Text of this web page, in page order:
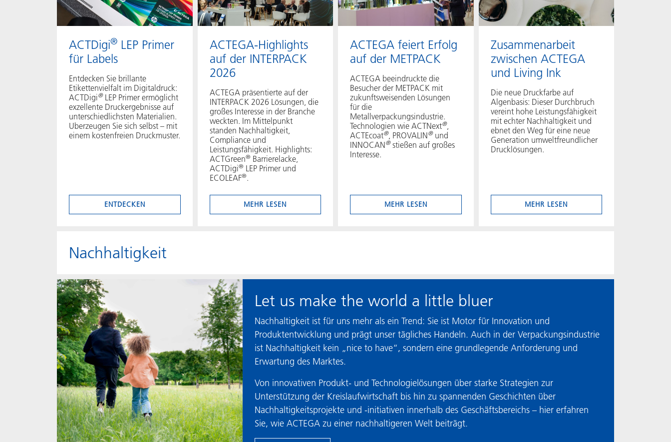
ACTDigi® LEP Primer
für Labels
Entdecken Sie brillante
Etikettenvielfalt im Digitaldruck:
ACTDigi®LEP Primer ermöglicht
exzellente Druckergebnisse auf
unterschiedlichsten Materialien.
Uberzeugen Sie sich selbst – mit
einem kostenfreien Druckmuster.
ENTDECKEN
ACTEGA-Highlights
auf der INTERPACK
2026
ACTEGA präsentierte auf der
INTERPACK 2026 Lösungen, die
großes Interesse in der Branche
weckten. Im Mittelpunkt
standen Nachhaltigkeit,
Compliance und
Leistungsfähigkeit. Highlights:
ACTGreen® Barrierelacke,
ACTDigi® LEP Primer und
ECOLEAF®.
MEHR LESEN
ACTEGA feiert Erfolg
auf der METPACK
ACTEGA beeindruckte die
Besucher der METPACK mit
zukunftsweisenden Lösungen
für die
Metallverpackungsindustrie.
Technologien wie ACTNext®,
ACTEcoat®, PROVALIN®und
INNOCAN®stießen auf großes
Interesse.
MEHR LESEN
Zusammenarbeit
zwischen ACTEGA
und Living Ink
Die neue Druckfarbe auf
Algenbasis: Dieser Durchbruch
vereint hohe Leistungsfähigkeit
mit echter Nachhaltigkeit und
ebnet den Weg für eine neue
Generation umweltfreundlicher
Drucklösungen.
MEHR LESEN
Nachhaltigkeit
Let us make the world a little bluer
Nachhaltigkeit ist für uns mehr als ein Trend: Sie ist Motor für Innovation und
Produktentwicklung und prägt unser tägliches Handeln. Auch in der Verpackungsindustrie
ist Nachhaltigkeit kein „nice to have“, sondern eine grundlegende Anforderung und
Erwartung des Marktes.
Von innovativen Produkt- und Technologielösungen über starke Strategien zur
Unterstützung der Kreislaufwirtschaft bis hin zu spannenden Geschichten über
Nachhaltigkeitsprojekte und -initiativen innerhalb des Geschäftsbereichs – hier erfahren
Sie, wie ACTEGA zu einer nachhaltigeren Welt beiträgt.